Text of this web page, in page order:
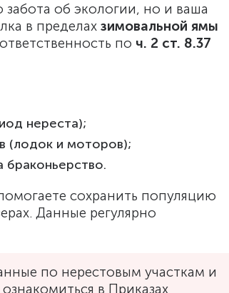
об экологии, но и ваша
в пределах зимовальной ямы
по ч. 2 ст. 8.37
нереста);
(лодок и моторов);
браконьерство.
сохранить популяцию
Данные регулярно
по нерестовым участкам и
в Приказах